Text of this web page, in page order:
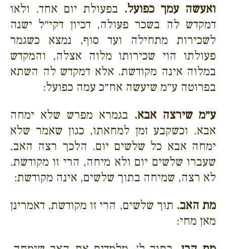
ואעשה עמך כפועל. בפעולת יום אחד. ולאו
דמקדש לה בשכר פעולה, דכיון דקי״ל ישנה
לשכירות מתחילה ועד סוף, נמצא כשגמר
פעולתו הוי שכירותו מלוה אצלה, והמקדש
במלוה אינה מקודשת. אלא דמקדש לה השתא
בפרוטה ע״מ שיעשה אח״כ עמה כפועל:
ע״מ שירצה אבא. בגמרא מפרש שלא ימחה
אבא. וכשקבע זמן למחאתו, כגון שאמר שלא
ימחה אבא כל שלשים יום. הלכך רצה האב,
שעברו שלשים יום ולא מיחה, הרי זו מקודשת.
לא רצה, שמיחה בתוך שלשים, אינה מקודשת:
מת האב. תוך שלשים, הרי זו מקודשת, דאמרינן
מאן מחי: